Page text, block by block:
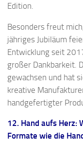
Edition.
Besonders freut
jähriges Jubiläum
Entwicklung seit
großer Dankbarkeit.
gewachsen und hat
kreative
handgefertigter
12. Hand aufs Herz:
Formate wie die